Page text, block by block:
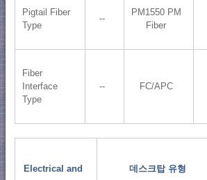
Pigtail Fiber
Type
--
PM1550 PM
Fiber
Fiber
Interface
Type
-- FC/APC
Electrical and 데스크탑 유형